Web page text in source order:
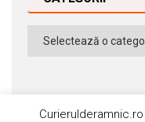
Categorii